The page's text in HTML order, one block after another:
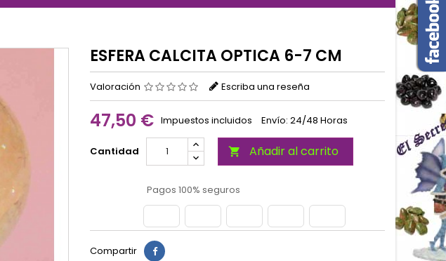
ESFERA CALCITA OPTICA 6-7 CM
Valoración Escriba una reseña
47,50 € Impuestos incluidos Envío: 24/48 Horas
Cantidad  Añadir al carrito
Pagos 100% seguros
Compartir